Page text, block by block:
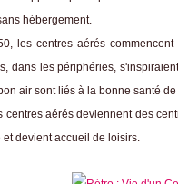
hébergement.
les centres aérés
dans les périphéries,
air sont liés à la bonne santé
centres aérés deviennent des
devient accueil de loisirs.